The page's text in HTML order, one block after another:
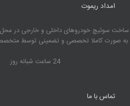
امداد ریموت
ساخت سوئیچ خودروهای داخلی و خارجی در
به صورت کاملا تخصصی و تضمینی توسط
24 ساعت شبانه روز
تماس با ما